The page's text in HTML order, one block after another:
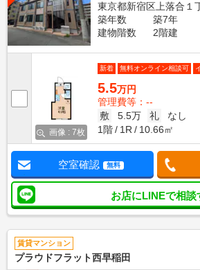
東京都新宿区上落合１
築年数
築7年
建物階数
2階建
画像 : 7枚
新着 無料オンライン相談可
5.5万円
管理費等：--
敷
5.5万 礼
なし
1階
1R 10.66㎡
空室確認 無料
お店にLINEで相談
賃貸マンション
プラウドフラット西早稲田